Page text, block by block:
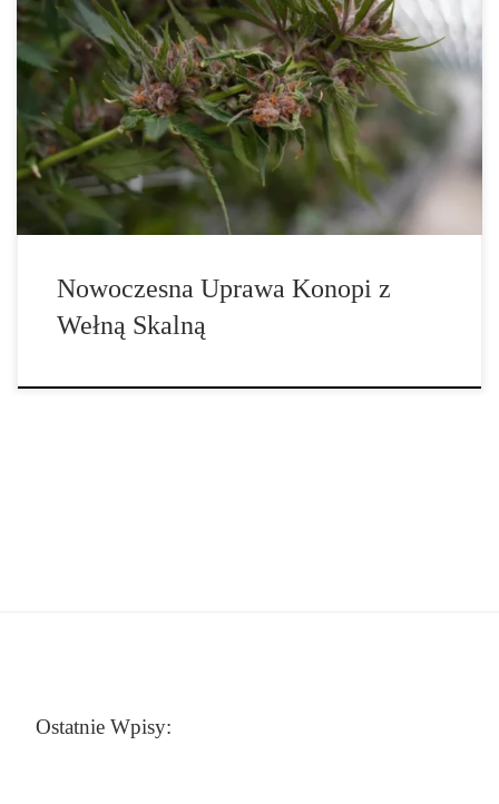
Nowoczesna Uprawa Konopi z Wełną Skalną Nowoczesna uprawa
konopi z wykorzystaniem wełny skalnej – pełna kontrola nad
środowiskiem Współczesna produkcja konopi wymaga
zastosowania narzędzi i metod, które pozwalają osiągać wysoką
jakość, przy jednoczesnym zachowaniu powtarzalnych wyników.
Wełna skalna to medium, które spełnia te kryteria – zapewniając
stabilność, kontrolę i kompatybilność […]
Nowoczesna Uprawa Konopi z
Wełną Skalną
Ostatnie Wpisy: